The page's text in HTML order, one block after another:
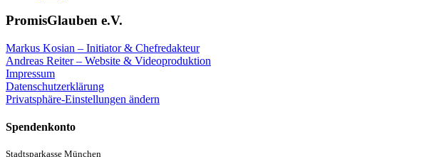
PromisGlauben e.V.
Markus Kosian – Initiator & Chefredakteur
Andreas Reiter – Website & Videoproduktion
Impressum
Datenschutzerklärung
Privatsphäre-Einstellungen ändern
Spendenkonto
Stadtsparkasse München